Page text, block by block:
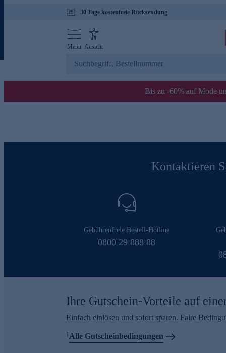
30 Tage kostenfreie Rücksendung
Menü Ansicht
Bis zu -60% auf Mode
Kontaktieren
Gebührenfreie Bestell-Hotline
0800 29 888 88
Ihre Gutschein-Vorteile auf
Einfach einlösen und sofort sparen. Faire
1Alle Gutscheinbedingungen